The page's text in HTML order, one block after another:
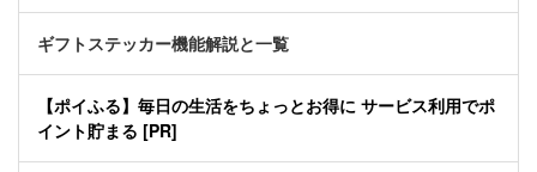
ギフトステッカー機能解説と一覧
【ポイふる】毎日の生活をちょっとお得に サービス利用でポ
イント貯まる [PR]